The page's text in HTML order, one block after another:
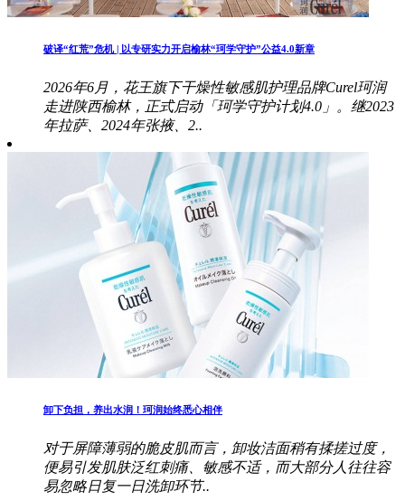
破译“红荒”危机 | 以专研实力开启榆林“珂学守护”公益4.0新章
2026年6月，花王旗下干燥性敏感肌护理品牌Curel珂润
走进陕西榆林，正式启动「珂学守护计划4.0」。继2023
年拉萨、2024年张掖、2..
卸下负担，养出水润！珂润始终悉心相伴
对于屏障薄弱的脆皮肌而言，卸妆洁面稍有揉搓过度，
便易引发肌肤泛红刺痛、敏感不适，而大部分人往往容
易忽略日复一日洗卸环节..